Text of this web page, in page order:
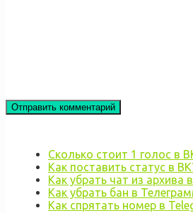
Сколько стоит 1 голос в
Как поставить статус в
Как убрать чат из архива
Как убрать бан в
Как спрятать номер в